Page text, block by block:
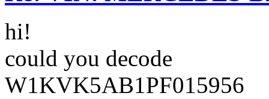
hi!
could you decode
W1KVK5AB1PF015956